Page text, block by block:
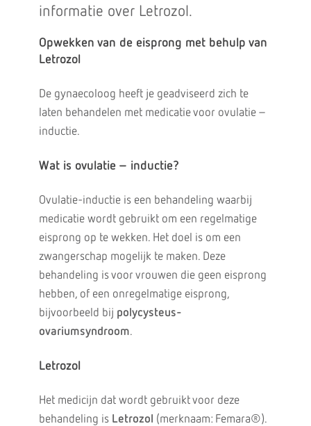
informatie over Letrozol.
Opwekken van de eisprong met behulp van
Letrozol
De gynaecoloog heeft je geadviseerd zich te
laten behandelen met medicatie voor ovulatie –
inductie.
Wat is ovulatie – inductie?
Ovulatie-inductie is een behandeling waarbij
medicatie wordt gebruikt om een regelmatige
eisprong op te wekken. Het doel is om een
zwangerschap mogelijk te maken. Deze
behandeling is voor vrouwen die geen eisprong
hebben, of een onregelmatige eisprong,
bijvoorbeeld bij polycysteus-
ovariumsyndroom.
Letrozol
Het medicijn dat wordt gebruikt voor deze
behandeling is Letrozol (merknaam: Femara®).